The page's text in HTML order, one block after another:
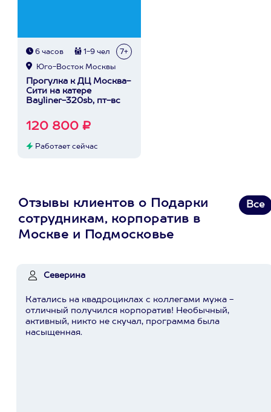
6 часов 1-9 чел 7+
Юго-Восток Москвы
Прогулка к ДЦ Москва-
Сити на катере
Bayliner-320sb, пт-вс
120 800 ₽
Работает сейчас
Отзывы клиентов о Подарки
сотрудникам, корпоратив в
Москве и Подмосковье
Все
Северина
Катались на квадроциклах с коллегами мужа -
отличный получился корпоратив! Необычный,
активный, никто не скучал, программа была
насыщенная.